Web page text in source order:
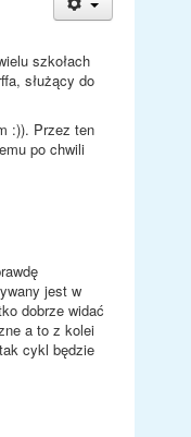
szkołach
służący do
:)). Przez ten
po chwili
jest w
dobrze widać
a to z kolei
cykl będzie